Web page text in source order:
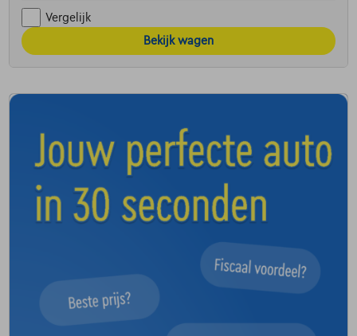
Vergelijk
Bekijk wagen